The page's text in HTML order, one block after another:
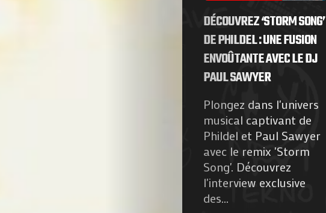
Magazine
À
Propos
de
Nous
Contactez-
nous
DÉCOUVREZ ‘STORM SONG’
DE PHILDEL : UNE FUSION
ENVOÛTANTE AVEC LE DJ
PAUL SAWYER
Plongez dans l'univers
musical captivant de
Phildel et Paul Sawyer
avec le remix 'Storm
Song'. Découvrez
l'interview exclusive
des...